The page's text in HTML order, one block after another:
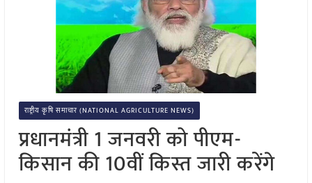
राष्ट्रीय कृषि समाचार (NATIONAL AGRICULTURE NEWS)
प्रधानमंत्री 1 जनवरी को पीएम-
किसान की 10वीं किस्त जारी करेंगे